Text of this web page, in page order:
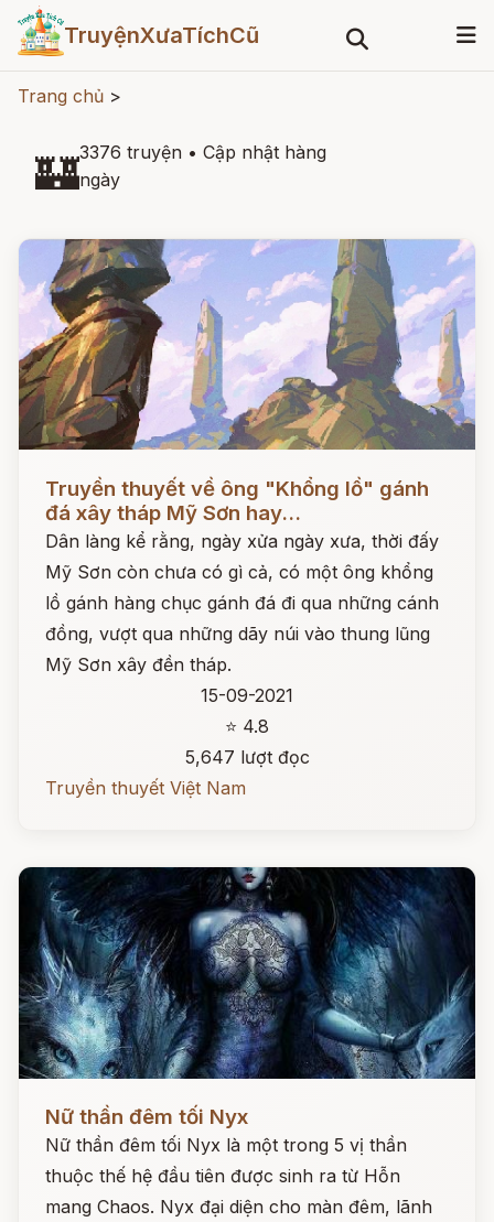
TruyệnXưaTíchCũ
Trang chủ >
🏰3376 truyện • Cập nhật hàng
ngày
Đọc ngay
Truyền thuyết về ông "Khổng lồ" gánh
đá xây tháp Mỹ Sơn hay...
Dân làng kể rằng, ngày xửa ngày xưa, thời đấy
Mỹ Sơn còn chưa có gì cả, có một ông khổng
lồ gánh hàng chục gánh đá đi qua những cánh
đồng, vượt qua những dãy núi vào thung lũng
Mỹ Sơn xây đền tháp.
15-09-2021
⭐ 4.8
5,647 lượt đọc
Truyền thuyết Việt Nam
Nữ thần đêm tối Nyx
Nữ thần đêm tối Nyx là một trong 5 vị thần
thuộc thế hệ đầu tiên được sinh ra từ Hỗn
mang Chaos. Nyx đại diện cho màn đêm, lãnh